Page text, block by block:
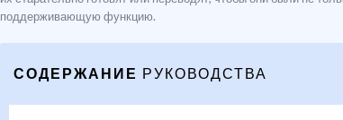
поддерживающую функцию.
СОДЕРЖАНИЕ РУКОВОДСТВА